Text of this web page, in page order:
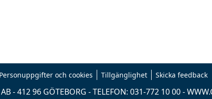
Personuppgifter och cookies Tillgänglighet Skicka feedback
- 412 96 GÖTEBORG - TELEFON: 031-772 10 00 -